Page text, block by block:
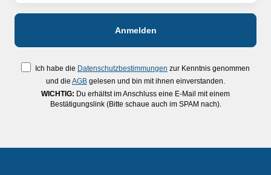
Ich habe die Datenschutzbestimmungen zur Kenntnis genommen
und die AGB gelesen und bin mit ihnen einverstanden.
WICHTIG: Du erhältst im Anschluss eine E-Mail mit einem
Bestätigungslink (Bitte schaue auch im SPAM nach).